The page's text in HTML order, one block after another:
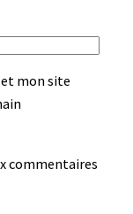
mon site
commentaires